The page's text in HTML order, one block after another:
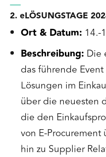
2. eLÖSUNGSTAGE
Ort & Datum: 14.-
Beschreibung: Die
das führende
Lösungen im
über die neuesten
die den
von E-
hin zu Supplier